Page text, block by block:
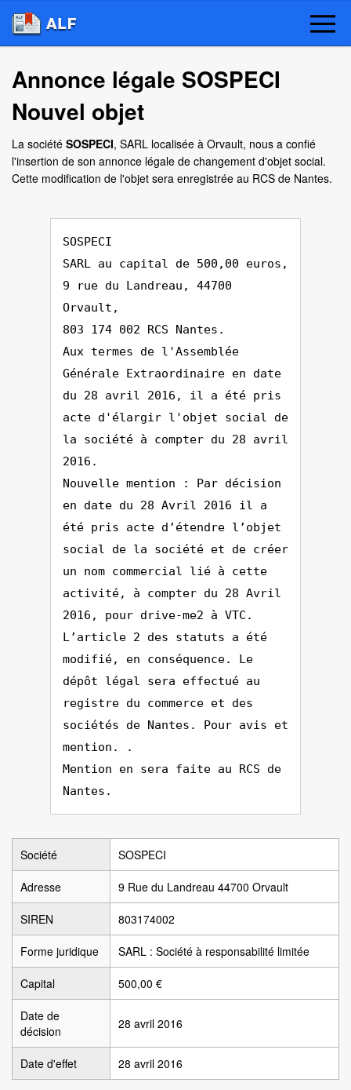
Annonce légale SOSPECI
Nouvel objet
La société SOSPECI, SARL localisée à Orvault, nous a confié
l'insertion de son annonce légale de changement d'objet social.
Cette modification de l'objet sera enregistrée au RCS de Nantes.
SOSPECI
SARL au capital de 500,00 euros,
9 rue du Landreau, 44700
Orvault,
803 174 002 RCS Nantes.
Aux termes de l'Assemblée
Générale Extraordinaire en date
du 28 avril 2016, il a été pris
acte d'élargir l'objet social de
la société à compter du 28 avril
2016.
Nouvelle mention : Par décision
en date du 28 Avril 2016 il a
été pris acte d’étendre l’objet
social de la société et de créer
un nom commercial lié à cette
activité, à compter du 28 Avril
2016, pour drive-me2 à VTC.
L’article 2 des statuts a été
modifié, en conséquence. Le
dépôt légal sera effectué au
registre du commerce et des
sociétés de Nantes. Pour avis et
mention. .
Mention en sera faite au RCS de
Nantes.
Société SOSPECI
Adresse 9 Rue du Landreau 44700 Orvault
SIREN 803174002
Forme juridique SARL : Société à responsabilité limitée
Capital 500,00 €
Date de
décision
28 avril 2016
Date d'effet 28 avril 2016